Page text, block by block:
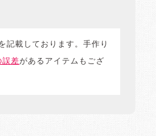
記載しております。手作り
差があるアイテムもござ